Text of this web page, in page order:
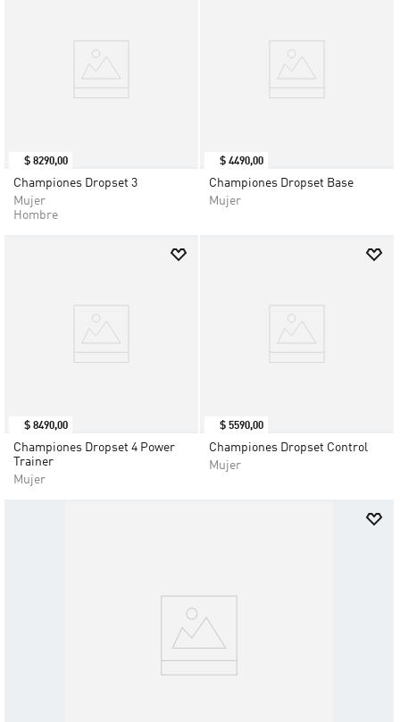
$ 8290,00
Championes Dropset 3
Mujer
Hombre
$ 4490,00
Championes Dropset Base
Mujer
$ 8490,00
Championes Dropset 4 Power
Trainer
Mujer
$ 5590,00
Championes Dropset Control
Mujer